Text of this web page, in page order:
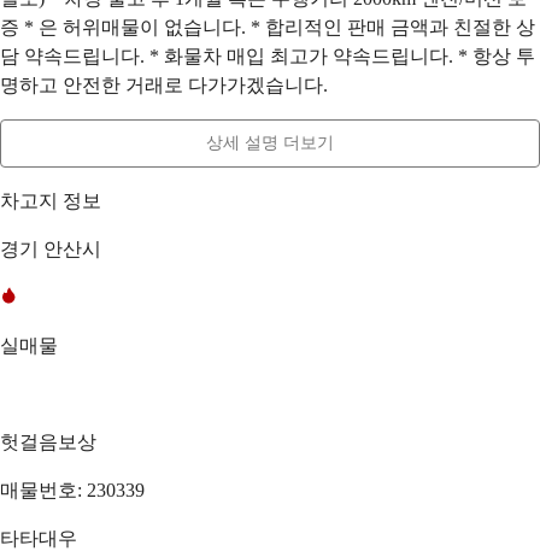
증 * 은 허위매물이 없습니다. * 합리적인 판매 금액과 친절한 상
담 약속드립니다. * 화물차 매입 최고가 약속드립니다. * 항상 투
명하고 안전한 거래로 다가가겠습니다.
상세 설명 더보기
차고지 정보
경기 안산시
실매물
헛걸음보상
매물번호: 230339
타타대우